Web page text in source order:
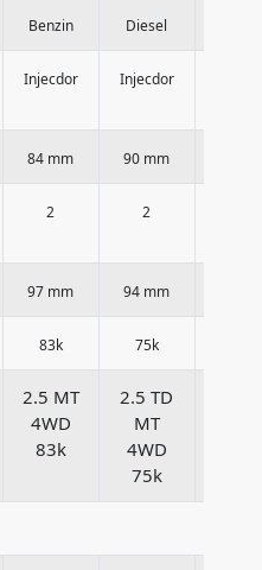
Benzin Diesel
Injecdor Injecdor
84 mm 90 mm
2 2
97 mm 94 mm
83k 75k
2.5 MT
4WD
83k
2.5 TD
MT
4WD
75k